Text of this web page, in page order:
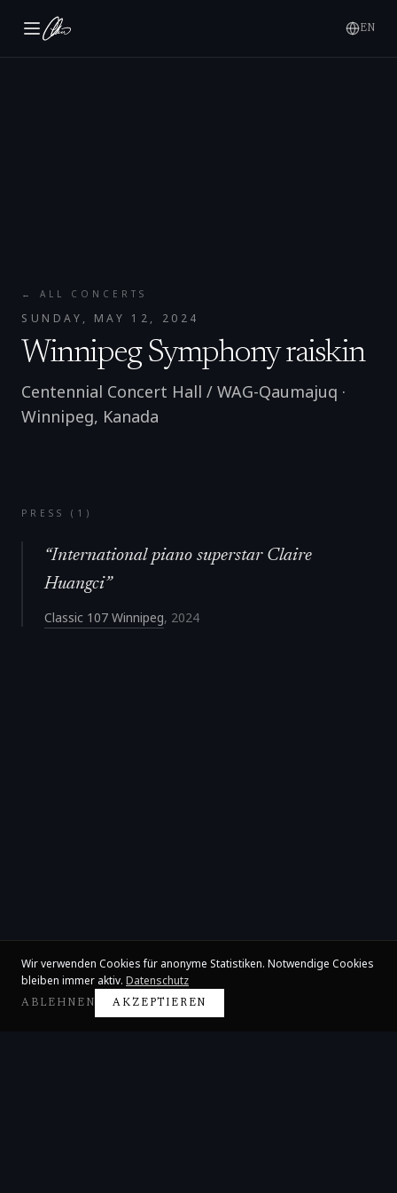
EN
← ALL CONCERTS
SUNDAY, MAY 12, 2024
Winnipeg Symphony raiskin
Centennial Concert Hall / WAG-Qaumajuq ·
Winnipeg, Kanada
PRESS ( 1 )
“International piano superstar Claire
Huangci”
Classic 107 Winnipeg, 2024
Wir verwenden Cookies für anonyme Statistiken. Notwendige Cookies
bleiben immer aktiv. Datenschutz
ABLEHNEN AKZEPTIEREN